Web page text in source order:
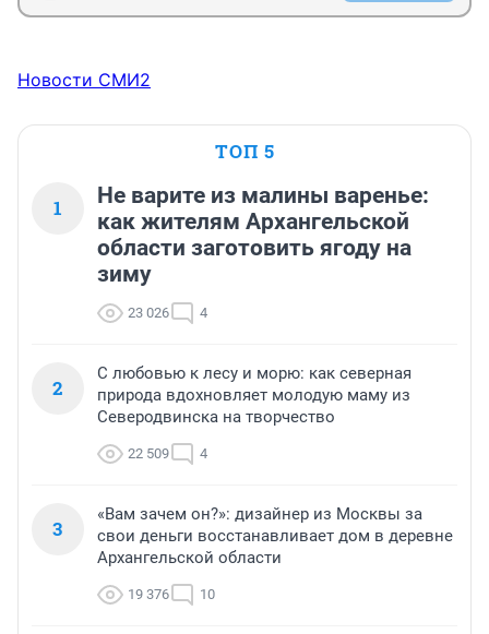
Новости СМИ2
ТОП 5
1
Не варите из малины варенье:
как жителям Архангельской
области заготовить ягоду на
зиму
23 026 4
2
С любовью к лесу и морю: как северная
природа вдохновляет молодую маму из
Северодвинска на творчество
22 509 4
3
«Вам зачем он?»: дизайнер из Москвы за
свои деньги восстанавливает дом в деревне
Архангельской области
19 376 10